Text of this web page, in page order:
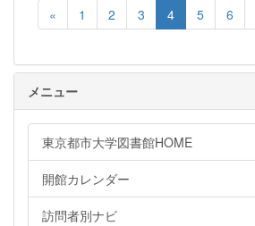
« 1 2 3 4 5 6
メニュー
東京都市大学図書館HOME
開館カレンダー
訪問者別ナビ